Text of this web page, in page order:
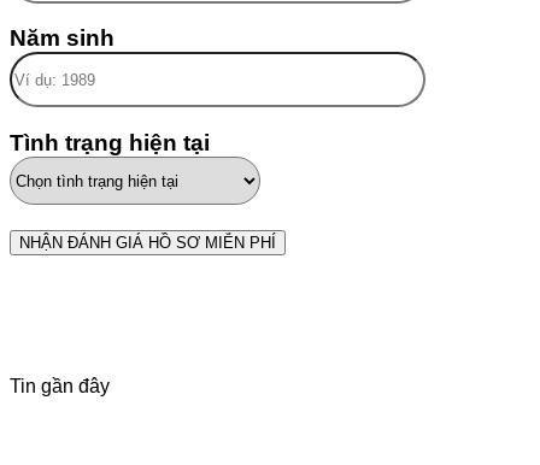
Năm sinh
Tình trạng hiện tại
Tin gần đây